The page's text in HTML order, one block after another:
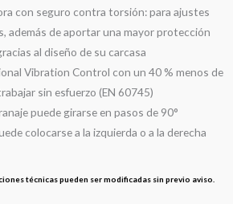
con seguro contra torsión: para ajustes
además de aportar una mayor protección
al diseño de su carcasa
Vibration Control con un 40 % menos de
sin esfuerzo (EN 60745)
puede girarse en pasos de 90°
colocarse a la izquierda o a la derecha
técnicas pueden ser modificadas sin previo aviso.